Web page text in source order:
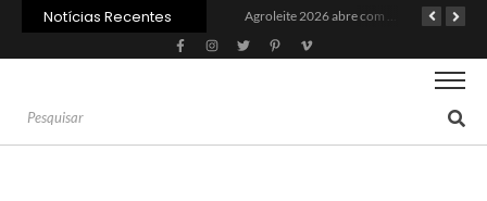
Notícias Recentes Agroleite 2026 abre com anúncio do curso de Medicina Veterinária e R$ 215 milhões em investimentos